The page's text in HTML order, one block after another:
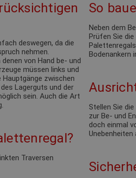
deswegen, da die
nehmen.
von Hand be- und
müssen links und
zwischen
Lagerguts und der
sein. Auch die Art
Traversen
So
Neben dem
Prüfen Sie
Bodenankern
Stellen Sie
zur Be- und
doch einmal
Unebenheiten